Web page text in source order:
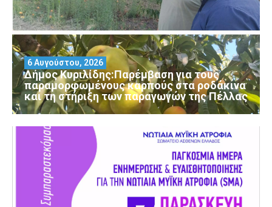
Δήμος Κυριλίδης:Παρέμβαση για τους
παραμορφωμένους καρπούς στα ροδάκινα
και τη στήριξη των παραγωγών της Πέλλας
6 Αυγούστου, 2026